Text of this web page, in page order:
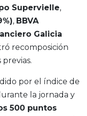
Supervielle,
, BBVA
Galicia
recomposición
por el índice de
la jornada y
500 puntos